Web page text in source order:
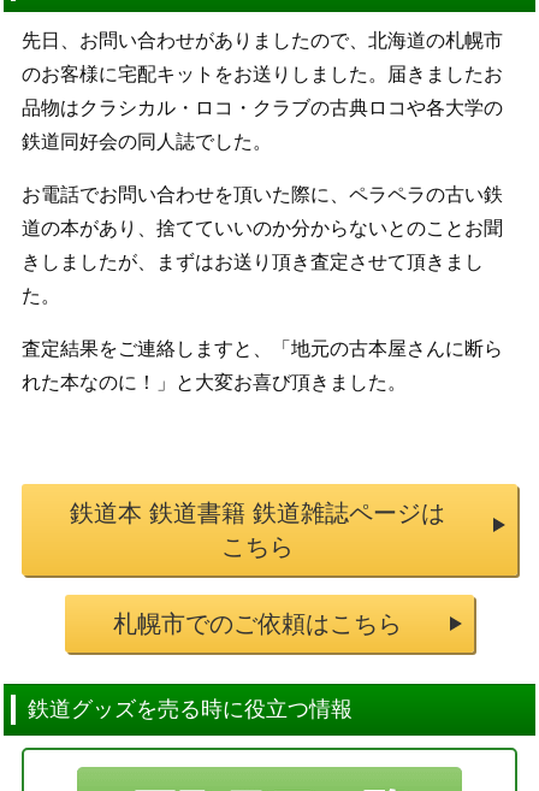
先日、お問い合わせがありましたので、北海道の札幌市
のお客様に宅配キットをお送りしました。届きましたお
品物はクラシカル・ロコ・クラブの古典ロコや各大学の
鉄道同好会の同人誌でした。
お電話でお問い合わせを頂いた際に、ペラペラの古い鉄
道の本があり、捨てていいのか分からないとのことお聞
きしましたが、まずはお送り頂き査定させて頂きまし
た。
査定結果をご連絡しますと、「地元の古本屋さんに断ら
れた本なのに！」と大変お喜び頂きました。
鉄道本 鉄道書籍 鉄道雑誌ページは
こちら
札幌市でのご依頼はこちら
鉄道グッズを売る時に役立つ情報